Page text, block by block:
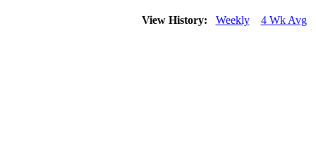
View History: Weekly 4 Wk Avg